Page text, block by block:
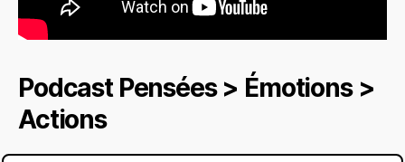
Podcast Pensées > Émotions >
Actions